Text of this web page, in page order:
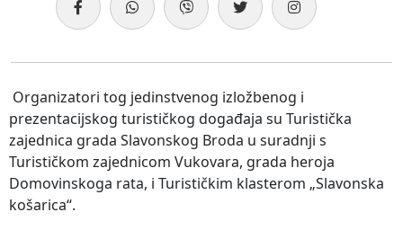
Organizatori tog jedinstvenog izložbenog i
prezentacijskog turističkog događaja su Turistička
zajednica grada Slavonskog Broda u suradnji s
Turističkom zajednicom Vukovara, grada heroja
Domovinskoga rata, i Turističkim klasterom „Slavonska
košarica“.